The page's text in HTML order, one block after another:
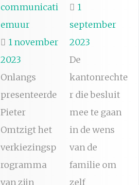
communicati
emuur
1 november
2023
Onlangs
presenteerde
Pieter
Omtzigt het
verkiezingsp
rogramma
van zijn
1
september
2023
De
kantonrechte
r die besluit
mee te gaan
in de wens
van de
familie om
zelf